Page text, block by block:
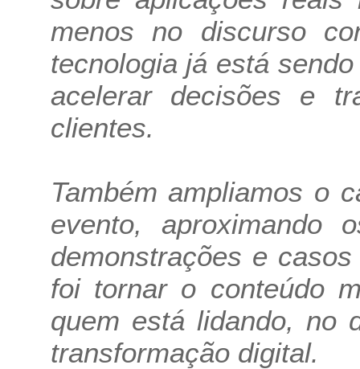
menos no discurso
tecnologia já está
acelerar decisões e
clientes.
Também ampliamos o
evento, aproximando
demonstrações e
foi tornar o conteúdo
quem está lidando, no
transformação digital.